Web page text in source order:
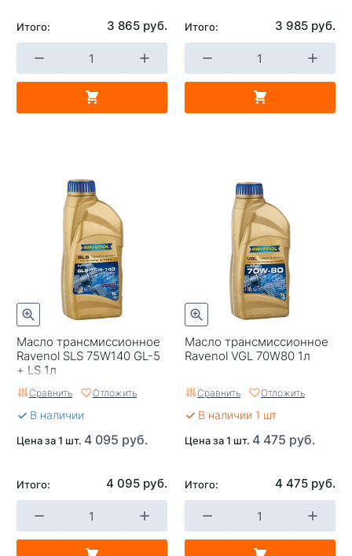
Итого: 3 865 руб. Итого: 3 985 руб.
Масло трансмиссионное
Ravenol SLS 75W140 GL-5
+ LS 1л
Сравнить Отложить
В наличии
Цена за 1 шт. 4 095 руб.
Итого: 4 095 руб.
Масло трансмиссионное
Ravenol VGL 70W80 1л
Сравнить Отложить
В наличии 1 шт
Цена за 1 шт. 4 475 руб.
Итого: 4 475 руб.